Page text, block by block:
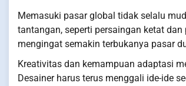
Memasuki pasar global tidak selalu
tantangan, seperti persaingan ketat
mengingat semakin terbukanya pasar
Kreativitas dan kemampuan adaptasi
Desainer harus terus menggali ide-ide